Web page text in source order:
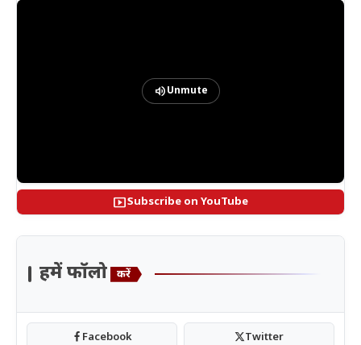
volume_upUnmute
smart_displaySubscribe on YouTube
हमें फॉलो करें
Facebook Twitter